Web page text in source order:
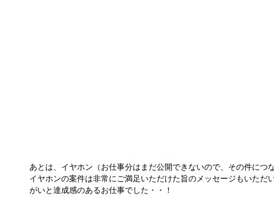
あとは、イヤホン（お仕事分はまだ公開できないので、その件につ
イヤホンの案件は非常にご満足いただけた旨のメッセージもいただ
がいと達成感のあるお仕事でした・・！